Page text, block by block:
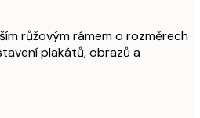
růžovým rámem o rozměrech
plakátů, obrazů a